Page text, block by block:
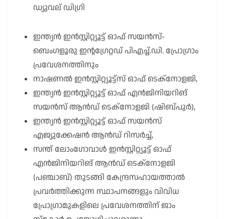
ഡ്യുവല് ഡിഗ്രി
ഇന്ത്യൻ ഇൻസ്റ്റിറ്റ്യൂട്ട് ഓഫ് സയൻസ്-
ബെംഗളൂരു ഇന്റഗ്രേറ്റഡ് പിഎച്ച്.ഡി. പ്രോഗ്രാം
പ്രവേശനത്തിനും
നാഷണൽ ഇൻസ്റ്റിറ്റ്യൂട്ട്സ് ഓഫ് ടെക്നോളജി,
ഇന്ത്യൻ ഇൻസ്റ്റിറ്റ്യൂട്ട് ഓഫ് എൻജിനിയറിങ്
സയൻസ് ആൻഡ് ടെക്നോളജി (ഷിബ്പുർ),
ഇന്ത്യൻ ഇൻസ്റ്റിറ്റ്യൂട്ട് ഓഫ് സയൻസ്
എജ്യുക്കേഷൻ ആൻഡ് റിസർച്ച്,
സന്ത് ലോംഗോവാൾ ഇൻസ്റ്റിറ്റ്യൂട്ട് ഓഫ്
എൻജിനിയറിങ് ആൻഡ് ടെക്നോളജി
(പഞ്ചാബ്) തുടങ്ങി കേന്ദ്രസഹായത്താൽ
പ്രവർത്തിക്കുന്ന സ്ഥാപനങ്ങളും വിവിധ
പ്രോഗ്രാമുകളിലെ പ്രവേശനത്തിന് ജാം